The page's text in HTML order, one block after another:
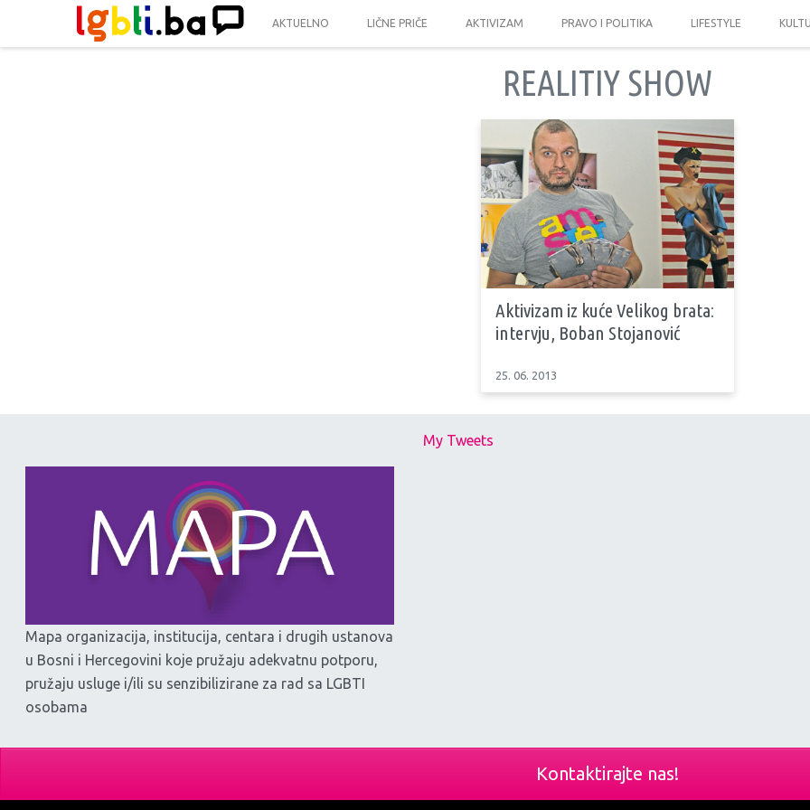
AKTUELNO LIČNE PRIČE AKTIVIZAM PRAVO I POLITIKA LIFESTYLE
REALITIY SHOW
Aktivizam iz kuće Velikog brata:
intervju, Boban Stojanović
25. 06. 2013
Mapa organizacija, institucija, centara i drugih ustanova
u Bosni i Hercegovini koje pružaju adekvatnu potporu,
pružaju usluge i/ili su senzibilizirane za rad sa LGBTI
osobama
My Tweets
Kontaktirajte nas!